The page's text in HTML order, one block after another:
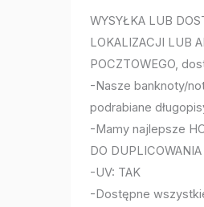
WYSYŁKA LUB
LOKALIZACJI LUB
POCZTOWEGO,
-Nasze banknoty/
podrabiane
-Mamy najlepsze
DO DUPLICOWANIA
-UV: TAK
-Dostępne